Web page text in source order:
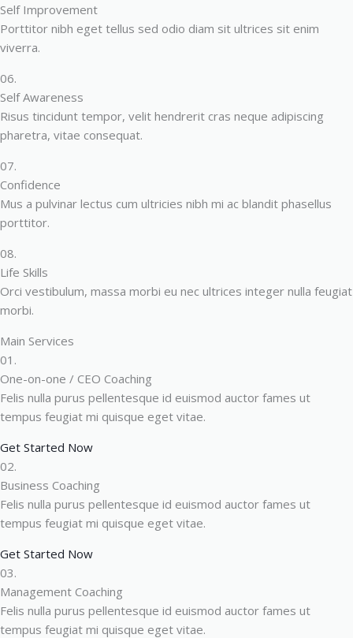
Self Improvement
Porttitor nibh eget tellus sed odio diam sit ultrices sit enim
viverra.
06.
Self Awareness
Risus tincidunt tempor, velit hendrerit cras neque adipiscing
pharetra, vitae consequat.
07.
Confidence
Mus a pulvinar lectus cum ultricies nibh mi ac blandit phasellus
porttitor.
08.
Life Skills
Orci vestibulum, massa morbi eu nec ultrices integer nulla feugiat
morbi.
Main Services
01.
One-on-one / CEO Coaching
Felis nulla purus pellentesque id euismod auctor fames ut
tempus feugiat mi quisque eget vitae.
Get Started Now
02.
Business Coaching
Felis nulla purus pellentesque id euismod auctor fames ut
tempus feugiat mi quisque eget vitae.
Get Started Now
03.
Management Coaching
Felis nulla purus pellentesque id euismod auctor fames ut
tempus feugiat mi quisque eget vitae.